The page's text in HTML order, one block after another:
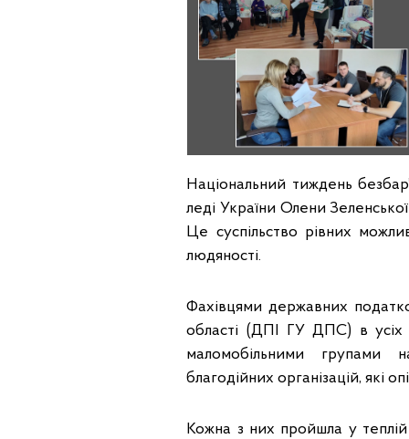
Національний тиждень
леді України Олени
Це суспільство рівних
людяності.
Фахівцями державних
області (ДПІ ГУ ДПС) в усіх
маломобільними групами
благодійних організацій, які
Кожна з них пройшла у